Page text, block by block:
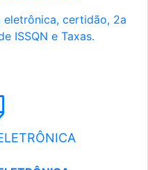
certidão, 2a
ISSQN e Taxas.